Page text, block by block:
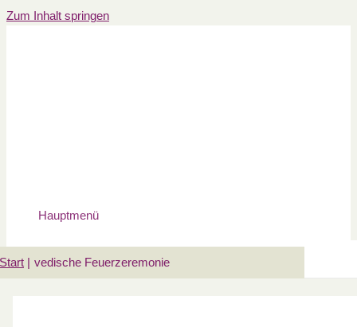
Zum Inhalt springen
Hauptmenü
Start vedische Feuerzeremonie